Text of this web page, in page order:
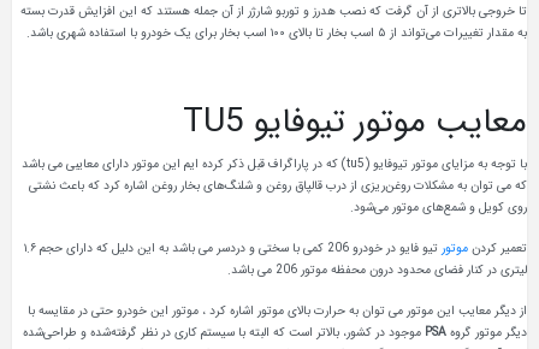
تا خروجی بالاتری از آن گرفت که نصب هدرز و توربو شارژر از آن جمله هستند که این افزایش قدرت بسته
به مقدار تغییرات می‌تواند از ۵ اسب بخار تا بالای ۱۰۰ اسب بخار برای یک خودرو با استفاده شهری باشد.
معایب موتور تیوفایو TU5
با توجه به مزایای موتور تیوفایو (tu5) که در پاراگراف قبل ذکر کرده ایم این موتور دارای معایبی می باشد
که می توان به مشکلات روغن‌ریزی از درب قالپاق روغن و شلنگ‌های بخار روغن اشاره کرد که باعث نشتی
روی کویل و شمع‌های موتور می‌شود.
تعمیر کردنموتور
تیو فایو در خودرو 206 کمی با سختی و دردسر می باشد به این دلیل که دارای حجم ۱.۶
لیتری در کنار فضای محدود درون محفظه موتور 206 می باشد.
از دیگر معایب این موتور می توان به حرارت بالای موتور اشاره کرد ، موتور این خودرو حتی در مقایسه با
دیگر موتور گروهPSA موجود در کشور، بالاتر است که البته با سیستم کاری در نظر گرفته‌شده و طراحی‌شده